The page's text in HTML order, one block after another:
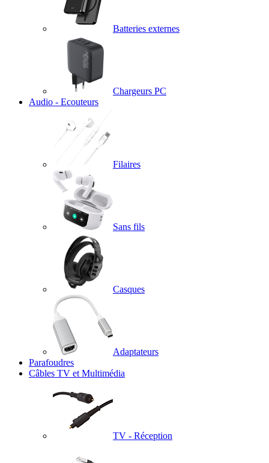
Batteries externes
Chargeurs PC
Audio - Ecouteurs
Filaires
Sans fils
Casques
Adaptateurs
Parafoudres
Câbles TV et Multimédia
TV - Réception